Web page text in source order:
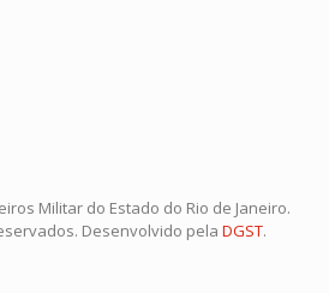
Militar do Estado do Rio de Janeiro.
Desenvolvido pela DGST.